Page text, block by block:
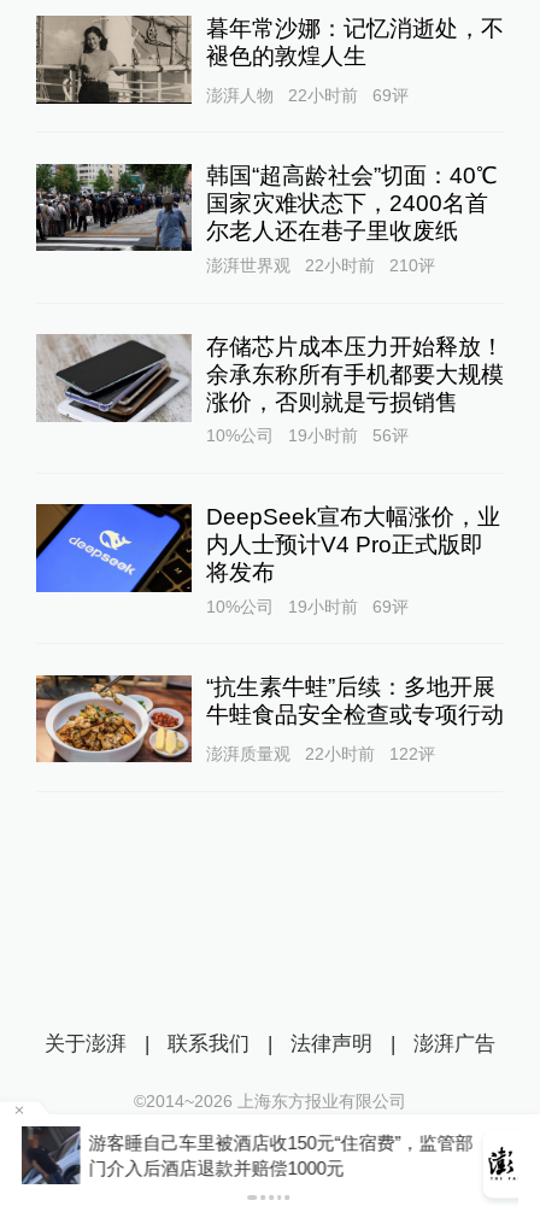
暮年常沙娜：记忆消逝处，不
褪色的敦煌人生
澎湃人物 22小时前 69评
韩国“超高龄社会”切面：40℃
国家灾难状态下，2400名首
尔老人还在巷子里收废纸
澎湃世界观 22小时前 210评
存储芯片成本压力开始释放！
余承东称所有手机都要大规模
涨价，否则就是亏损销售
10%公司 19小时前 56评
DeepSeek宣布大幅涨价，业
内人士预计V4 Pro正式版即
将发布
10%公司 19小时前 69评
“抗生素牛蛙”后续：多地开展
牛蛙食品安全检查或专项行动
澎湃质量观 22小时前 122评
你有权知道更多
下载澎湃新闻客户端
下载APP
关于澎湃 | 联系我们 | 法律声明 | 澎湃广告
©2014~2026 上海东方报业有限公司
沪ICP证：沪B2-20170116 | 沪ICP备14003370号
互联网新闻信息服务许可证：31120170006
沪公网安备 31010602000299号